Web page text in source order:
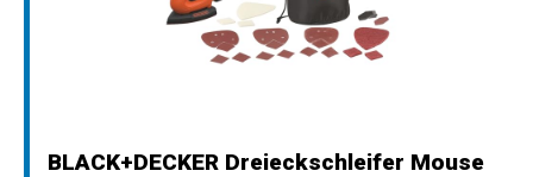
BLACK+DECKER Dreieckschleifer Mouse